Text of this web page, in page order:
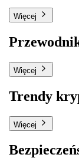
Więcej
Więcej
Trendy
Więcej